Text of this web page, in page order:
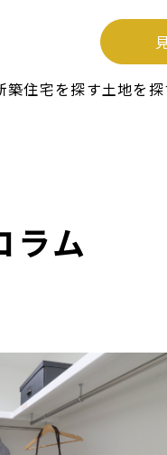
築住宅を探す土地を
ラム